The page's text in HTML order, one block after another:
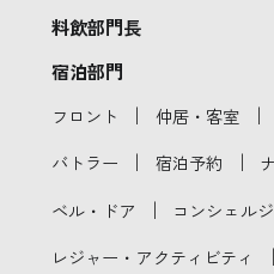
料飲部門長
宿泊部門
フロント ｜ 仲居・客室 ｜
バトラー ｜ 宿泊予約 ｜
ベル・ドア ｜ コンシェル
レジャー・アクティビティ ｜